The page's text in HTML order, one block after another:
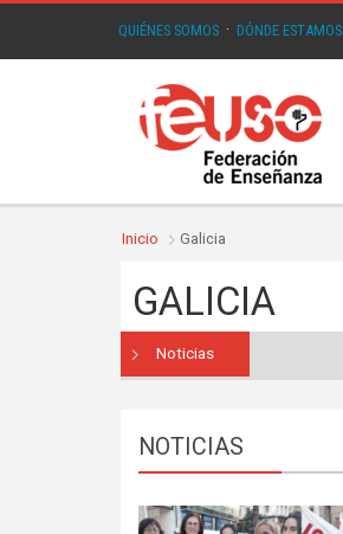
QUIÉNES SOMOS · DÓNDE ESTAMOS
Inicio Galicia
GALICIA
Noticias
NOTICIAS